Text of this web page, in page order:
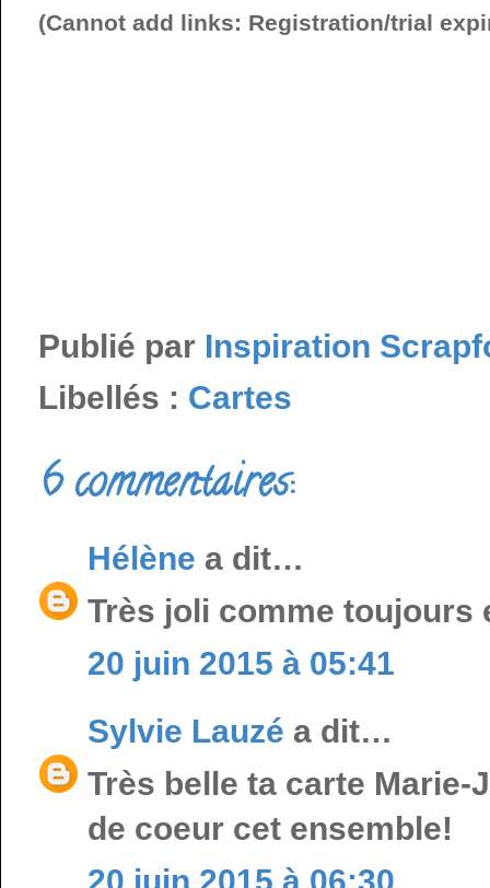
(Cannot add links: Registration/trial
Publié par Inspiration
Libellés : Cartes
6 commentaires:
Hélène a dit…
Très joli comme toujours
20 juin 2015 à 05:41
Sylvie Lauzé a dit…
Très belle ta carte
de coeur cet ensemble!